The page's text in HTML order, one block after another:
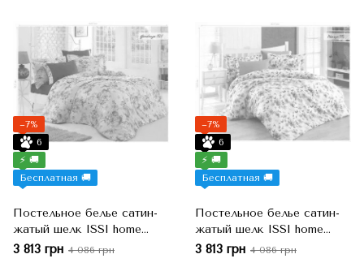
−7%
6
⚡ 🚚
Бесплатная 🚚
Постельное белье сатин-
жатый шелк ISSI home
gardenya 121, Серебряный,
3 813 грн 4 086 грн
−7%
6
⚡ 🚚
Бесплатная 🚚
Постельное белье сатин-
жатый шелк ISSI home
akasya 115, Лиловый, Евро,
3 813 грн 4 086 грн